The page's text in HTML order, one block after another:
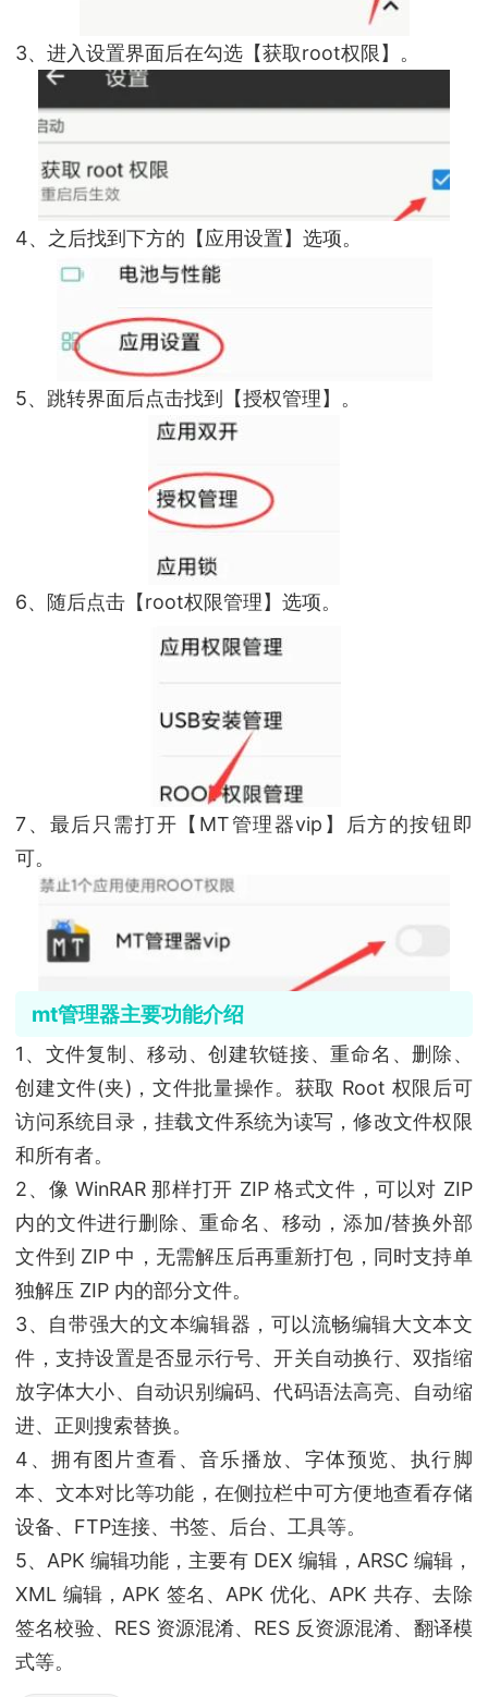
3、进入设置界面后在勾选【获取root权限】。
4、之后找到下方的【应用设置】选项。
5、跳转界面后点击找到【授权管理】。
6、随后点击【root权限管理】选项。
7、最后只需打开【MT管理器vip】后方的按钮即
可。
mt管理器主要功能介绍
1、文件复制、移动、创建软链接、重命名、删除、
创建文件(夹)，文件批量操作。获取 Root 权限后可
访问系统目录，挂载文件系统为读写，修改文件权限
和所有者。
2、像 WinRAR 那样打开 ZIP 格式文件，可以对 ZIP
内的文件进行删除、重命名、移动，添加/替换外部
文件到 ZIP 中，无需解压后再重新打包，同时支持单
独解压 ZIP 内的部分文件。
3、自带强大的文本编辑器，可以流畅编辑大文本文
件，支持设置是否显示行号、开关自动换行、双指缩
放字体大小、自动识别编码、代码语法高亮、自动缩
进、正则搜索替换。
4、拥有图片查看、音乐播放、字体预览、执行脚
本、文本对比等功能，在侧拉栏中可方便地查看存储
设备、FTP连接、书签、后台、工具等。
5、APK 编辑功能，主要有 DEX 编辑，ARSC 编辑，
XML 编辑，APK 签名、APK 优化、APK 共存、去除
签名校验、RES 资源混淆、RES 反资源混淆、翻译模
式等。